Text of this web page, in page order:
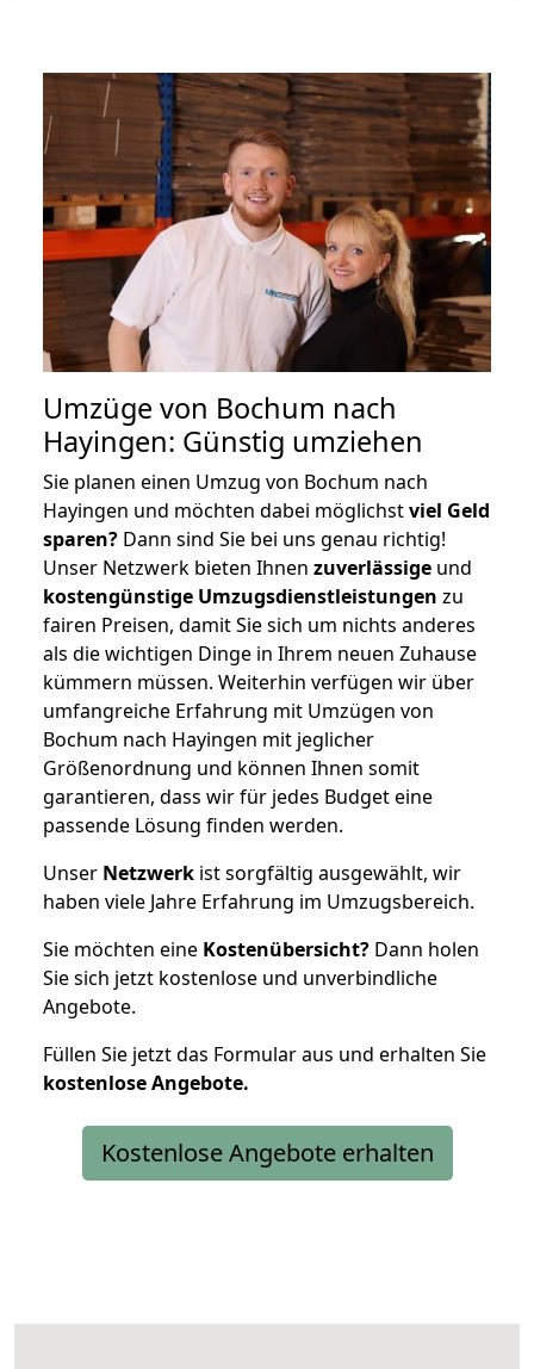
Umzüge von Bochum nach
Hayingen: Günstig umziehen
Sie planen einen Umzug von Bochum nach
Hayingen und möchten dabei möglichstviel Geld
sparen? Dann sind Sie bei uns genau richtig!
Unser Netzwerk bieten Ihnen zuverlässige und
kostengünstige Umzugsdienstleistungen zu
fairen Preisen, damit Sie sich um nichts anderes
als die wichtigen Dinge in Ihrem neuen Zuhause
kümmern müssen. Weiterhin verfügen wir über
umfangreiche Erfahrung mit Umzügen von
Bochum nach Hayingen mit jeglicher
Größenordnung und können Ihnen somit
garantieren, dass wir für jedes Budget eine
passende Lösung finden werden.
Unser Netzwerk ist sorgfältig ausgewählt, wir
haben viele Jahre Erfahrung im Umzugsbereich.
Sie möchten eine Kostenübersicht? Dann holen
Sie sich jetzt kostenlose und unverbindliche
Angebote.
Füllen Sie jetzt das Formular aus und erhalten Sie
kostenloseAngebote.
Kostenlose Angebote erhalten